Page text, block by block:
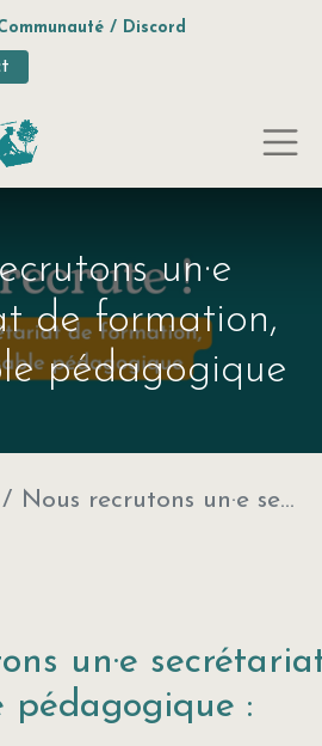
/ Discord
un·e
de formation,
pédagogique
Nous recrutons un·e secrétariat de formation, responsable pédagogique
un·e
pédagogique :